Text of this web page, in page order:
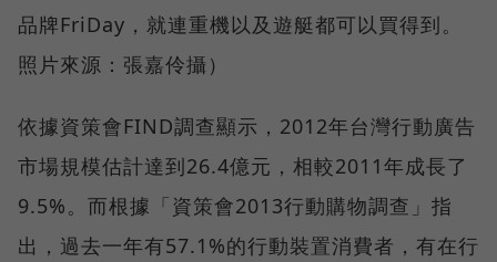
品牌FriDay，就連重機以及遊艇都可以買得到。
照片來源：張嘉伶攝）
依據資策會FIND調查顯示，2012年台灣行動廣告
市場規模估計達到26.4億元，相較2011年成長了
9.5%。而根據「資策會2013行動購物調查」指
出，過去一年有57.1%的行動裝置消費者，有在行